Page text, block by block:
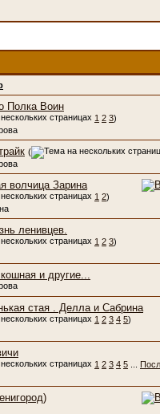
Полка Воин
1 2 3)
(
волчица Зарина
1 2)
ленивцев.
1 2 3)
и другие...
стая . Делла и Сабрина
1 2 3 4 5)
1 2 3 4 5